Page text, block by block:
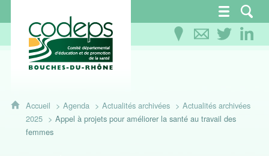
CoDEPS 13 - Comité départemental
Accueil Agenda Actualités archivées
Actualités archivées
2025
Appel à projets pour améliorer la santé au travail des
femmes